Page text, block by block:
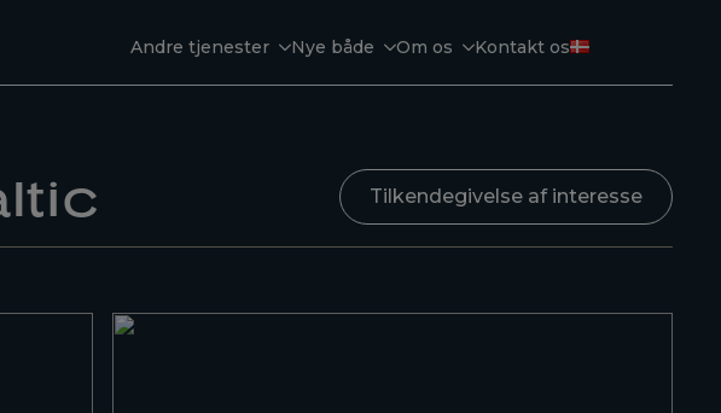
Andre tjenester Nye både Om os Kontakt os
Tilkendegivelse af interesse